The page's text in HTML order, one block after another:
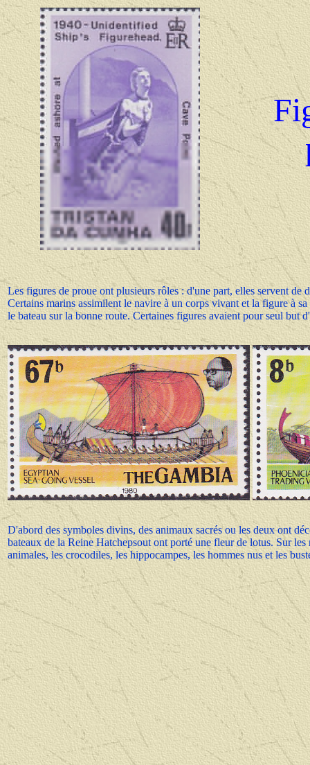
Les figures de proue ont plusieurs rôles : d'une part, elles servent
Certains marins assimilent le navire à un corps vivant et la figure à
le bateau sur la bonne route. Certaines figures avaient pour seul but
D'abord des symboles divins, des animaux sacrés ou les deux ont
bateaux de la Reine Hatchepsout ont porté une fleur de lotus. Sur les
animales, les crocodiles, les hippocampes, les hommes nus et les